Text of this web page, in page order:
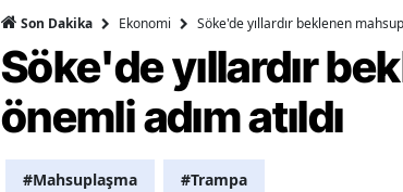
Yalova
Karabük
Kilis
Son Dakika Ekonomi Söke'de yıllardır beklenen
Söke'de yıllardır
önemli adım atıldı
#Mahsuplaşma #Trampa